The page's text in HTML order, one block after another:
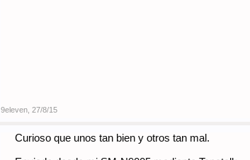
9eleven 27/8/15
Curioso que unos tan bien y otros tan mal.